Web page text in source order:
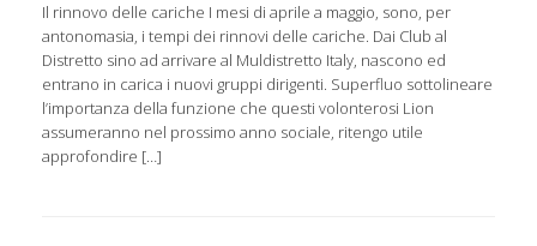
Il rinnovo delle cariche I mesi di aprile a maggio, sono, per
antonomasia, i tempi dei rinnovi delle cariche. Dai Club al
Distretto sino ad arrivare al Muldistretto Italy, nascono ed
entrano in carica i nuovi gruppi dirigenti. Superfluo sottolineare
l’importanza della funzione che questi volonterosi Lion
assumeranno nel prossimo anno sociale, ritengo utile
approfondire […]